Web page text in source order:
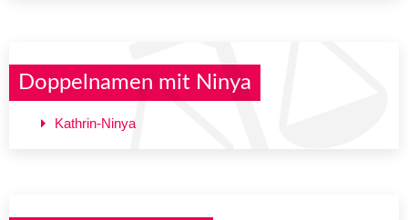
Doppelnamen mit Ninya
Kathrin-Ninya